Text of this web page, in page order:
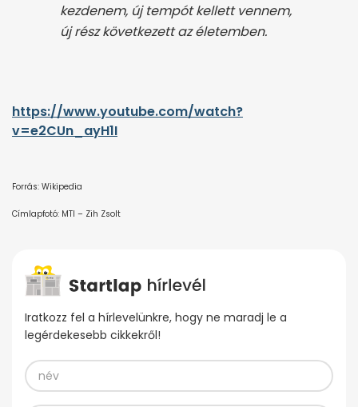
kezdenem, új tempót kellett vennem,
új rész következett az életemben.
https://www.youtube.com/watch?
v=e2CUn_ayH1I
Forrás: Wikipedia
Címlapfotó: MTI – Zih Zsolt
Iratkozz fel a hírlevelünkre, hogy ne maradj le a
legérdekesebb cikkekről!